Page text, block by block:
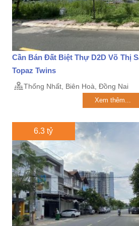
Cần Bán Đất Biệt Thự D2D Võ Thị
Topaz Twins
Thống Nhất, Biên Hoà, Đồng Nai
Xem thêm...
6.3 tỷ